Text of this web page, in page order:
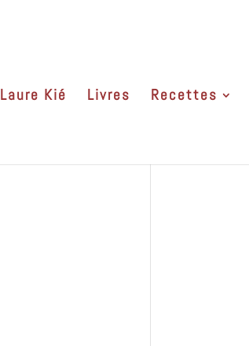
Laure Kié Livres Recettes